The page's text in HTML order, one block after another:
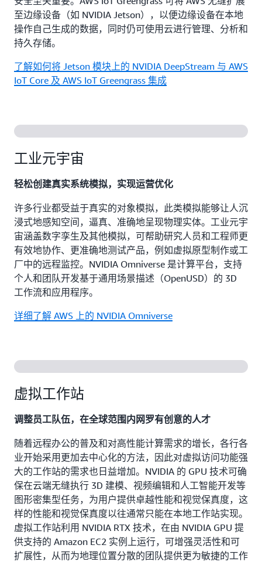
至边缘设备（如 NVIDIA Jetson），以便边缘设备在本地
操作自己生成的数据，同时仍可使用云进行管理、分析和
持久存储。
了解如何将 Jetson 模块上的 NVIDIA DeepStream 与 AWS
IoT Core 及 AWS IoT Greengrass 集成
工业元宇宙
轻松创建真实系统模拟，实现运营优化
许多行业都受益于真实的对象模拟，此类模拟能够让人沉
浸式地感知空间，逼真、准确地呈现物理实体。工业元宇
宙涵盖数字孪生及其他模拟，可帮助研究人员和工程师更
有效地协作、更准确地测试产品，例如虚拟原型制作或工
厂中的远程监控。NVIDIA Omniverse 是计算平台，支持
个人和团队开发基于通用场景描述（OpenUSD）的 3D
工作流和应用程序。
详细了解 AWS 上的 NVIDIA Omniverse
虚拟工作站
调整员工队伍，在全球范围内网罗有创意的人才
随着远程办公的普及和对高性能计算需求的增长，各行各
业开始采用更加去中心化的方法，因此对虚拟访问功能强
大的工作站的需求也日益增加。NVIDIA 的 GPU 技术可确
保在云端无缝执行 3D 建模、视频编辑和人工智能开发等
图形密集型任务，为用户提供卓越性能和视觉保真度，这
样的性能和视觉保真度以往通常只能在本地工作站实现。
虚拟工作站利用 NVIDIA RTX 技术，在由 NVIDIA GPU 提
供支持的 Amazon EC2 实例上运行，可增强灵活性和可
扩展性，从而为地理位置分散的团队提供更为敏捷的工作